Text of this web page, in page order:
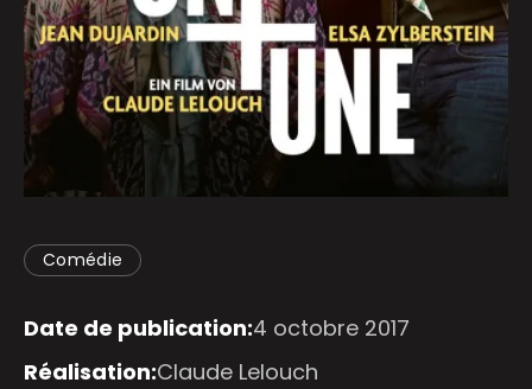
Comédie
Date de publication:4 octobre 2017
Réalisation:Claude Lelouch